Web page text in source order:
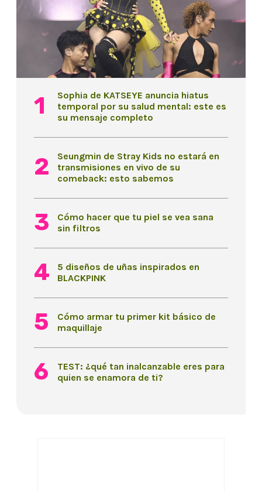
Sophia de KATSEYE anuncia hiatus
temporal por su salud mental: este es
su mensaje completo
Seungmin de Stray Kids no estará en
transmisiones en vivo de su
comeback: esto sabemos
Cómo hacer que tu piel se vea sana
sin filtros
5 diseños de uñas inspirados en
BLACKPINK
Cómo armar tu primer kit básico de
maquillaje
TEST: ¿qué tan inalcanzable eres para
quien se enamora de ti?